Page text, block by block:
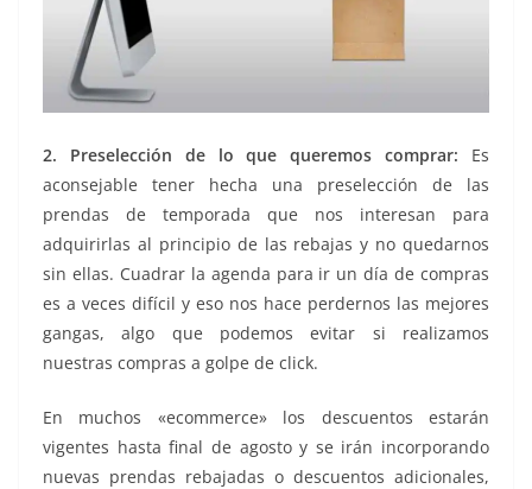
2. Preselección de lo que queremos comprar: Es
aconsejable tener hecha una preselección de las
prendas de temporada que nos interesan para
adquirirlas al principio de las rebajas y no quedarnos
sin ellas. Cuadrar la agenda para ir un día de compras
es a veces difícil y eso nos hace perdernos las mejores
gangas, algo que podemos evitar si realizamos
nuestras compras a golpe de click.
En muchos «ecommerce» los descuentos estarán
vigentes hasta final de agosto y se irán incorporando
nuevas prendas rebajadas o descuentos adicionales,